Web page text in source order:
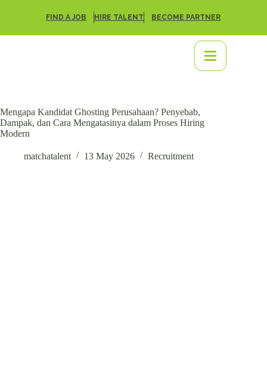
FIND A JOB HIRE TALENT BECOME PARTNER
Mengapa Kandidat Ghosting Perusahaan? Penyebab,
Dampak, dan Cara Mengatasinya dalam Proses Hiring
Modern
matchatalent 13 May 2026 Recruitment